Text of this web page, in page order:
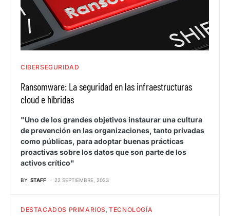
CIBERSEGURIDAD
Ransomware: La seguridad en las infraestructuras
cloud e híbridas
"Uno de los grandes objetivos instaurar una cultura
de prevención en las organizaciones, tanto privadas
como públicas, para adoptar buenas prácticas
proactivas sobre los datos que son parte de los
activos crítico"
BY STAFF 22 SEPTIEMBRE, 2023
DESTACADOS PRIMARIOS TECNOLOGÍA